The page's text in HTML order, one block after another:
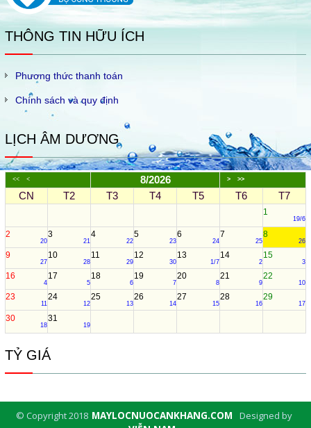
THÔNG TIN HỮU ÍCH
Phương thức thanh toán
Chính sách và quy định
LỊCH ÂM DƯƠNG
<< < 8/2026 > >>
CN T2 T3 T4 T5 T6 T7
1
19/6
2
20
3
21
4
22
5
23
6
24
7
25
8
26
9
27
10
28
11
29
12
30
13
1/7
14
2
15
3
16
4
17
5
18
6
19
7
20
8
21
9
22
10
23
11
24
12
25
13
26
14
27
15
28
16
29
17
30
18
31
19
TỶ GIÁ
© Copyright 2018 MAYLOCNUOCANKHANG.COM
Designed by